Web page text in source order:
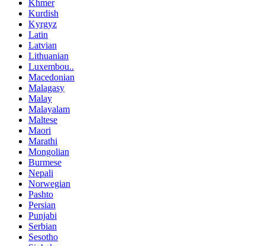
Khmer
Kurdish
Kyrgyz
Latin
Latvian
Lithuanian
Luxembou..
Macedonian
Malagasy
Malay
Malayalam
Maltese
Maori
Marathi
Mongolian
Burmese
Nepali
Norwegian
Pashto
Persian
Punjabi
Serbian
Sesotho